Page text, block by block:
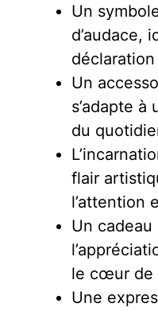
Un
d’audace,
Un
s’adapte
du
flair
l’attention
Un
le cœur de
Une